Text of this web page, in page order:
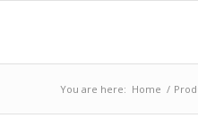
You are here: Home /